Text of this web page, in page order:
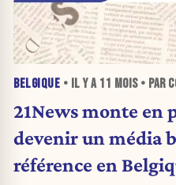
BELGIQUE • IL Y A 11 MOIS• PAR
21News monte en
devenir un média
référence en